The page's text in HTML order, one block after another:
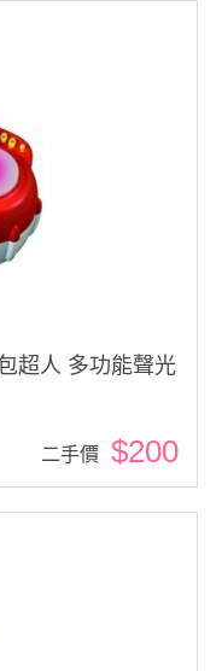
超人 多功能聲光
$200
二手價